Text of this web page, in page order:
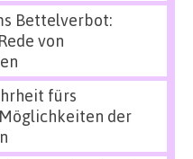
Bettelverbot:
von
fürs
der